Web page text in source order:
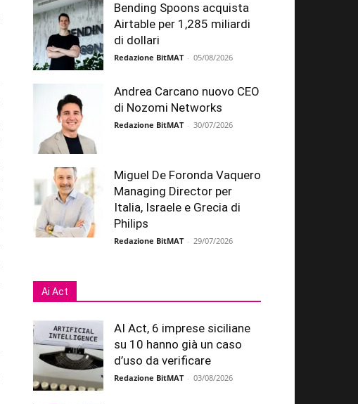
Bending Spoons acquista
Airtable per 1,285 miliardi
di dollari
Redazione BitMAT - 05/08/2026
Andrea Carcano nuovo CEO
di Nozomi Networks
Redazione BitMAT - 30/07/2026
Miguel De Foronda Vaquero
Managing Director per
Italia, Israele e Grecia di
Philips
Redazione BitMAT - 29/07/2026
Ai Act
AI Act, 6 imprese siciliane
su 10 hanno già un caso
d’uso da verificare
Redazione BitMAT - 03/08/2026